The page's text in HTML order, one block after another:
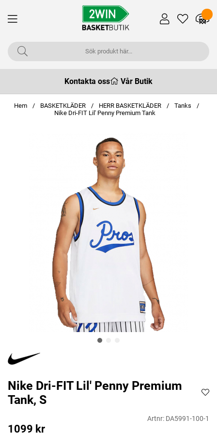
Kontakta oss Vår Butik
Hem BASKETKLÄDER HERR BASKETKLÄDER
Tanks
Nike Dri-FIT Lil' Penny Premium Tank
Nike Dri-FIT Lil' Penny Premium
Tank, S
Artnr: DA5991-100-1
1099 kr